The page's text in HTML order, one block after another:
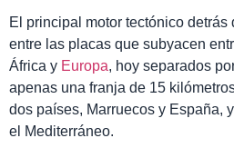
El principal motor tectónico
entre las placas que subyacen
África y Europa, hoy separados
apenas una franja de 15
dos países, Marruecos y España,
el Mediterráneo.